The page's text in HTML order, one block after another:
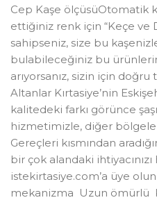
Cep Kaşe ölçüsüOtomatik
ettiğiniz renk için “Keçe ve
sahipseniz, size bu
bulabileceğiniz bu
arıyorsanız, sizin için
Altanlar Kırtasiye’nin
kalitedeki farkı görünce
hizmetimizle, diğer
Gereçleri kısmından
bir çok alandaki
istekirtasiye.com’a üye
mekanizma Uzun ömürlü